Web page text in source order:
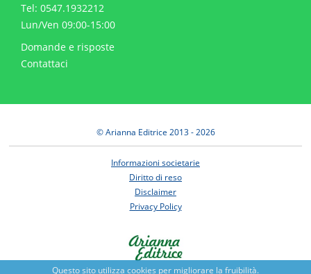
Questo sito utilizza cookies per migliorare la fruibilità.
Tel: 0547.1932212
Lun/Ven 09:00-15:00
Domande e risposte
Contattaci
© Arianna Editrice 2013 - 2026
Informazioni societarie
Diritto di reso
Disclaimer
Privacy Policy